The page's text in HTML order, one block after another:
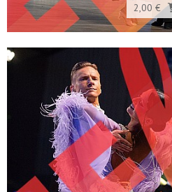
2,00 €